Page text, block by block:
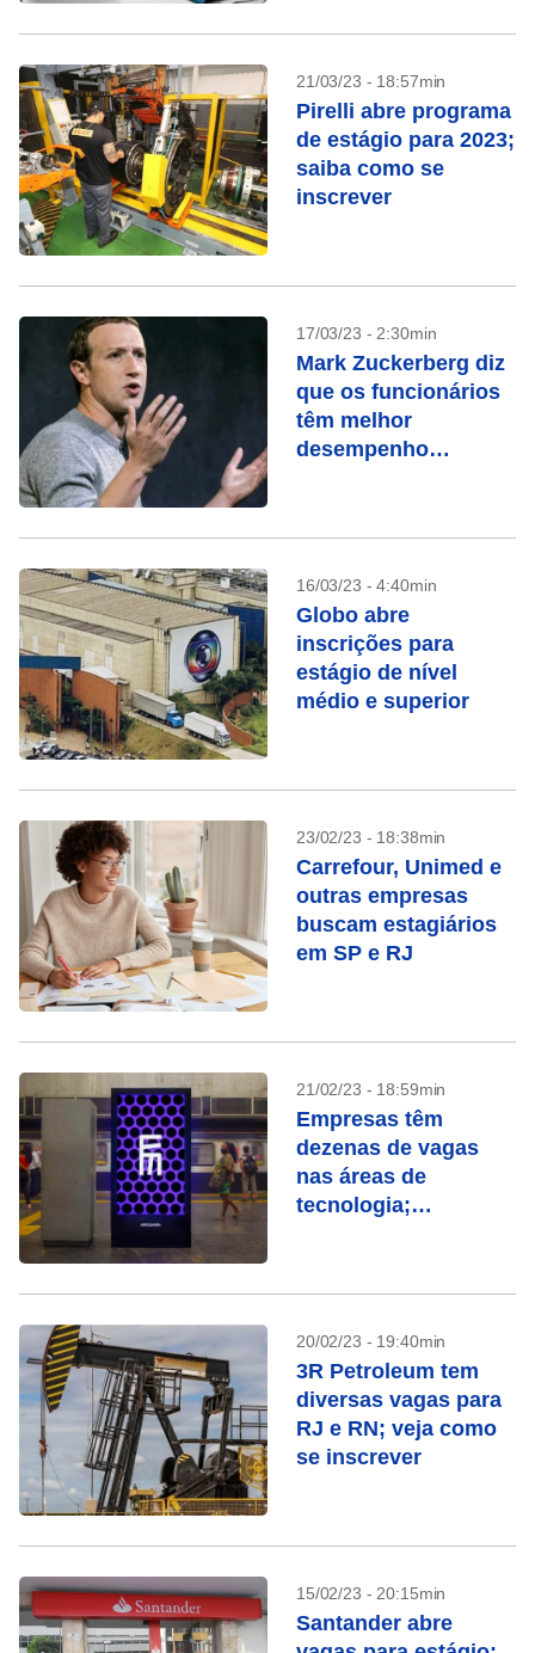
21/03/23 - 18:57min
Pirelli abre programa
de estágio para 2023;
saiba como se
inscrever
17/03/23 - 2:30min
Mark Zuckerberg diz
que os funcionários
têm melhor
desempenho
16/03/23 - 4:40min
Globo abre
inscrições para
estágio de nível
médio e superior
23/02/23 - 18:38min
Carrefour, Unimed e
outras empresas
buscam estagiários
em SP e RJ
21/02/23 - 18:59min
Empresas têm
dezenas de vagas
nas áreas de
tecnologia;
20/02/23 - 19:40min
3R Petroleum tem
diversas vagas para
RJ e RN; veja como
se inscrever
15/02/23 - 20:15min
Santander abre